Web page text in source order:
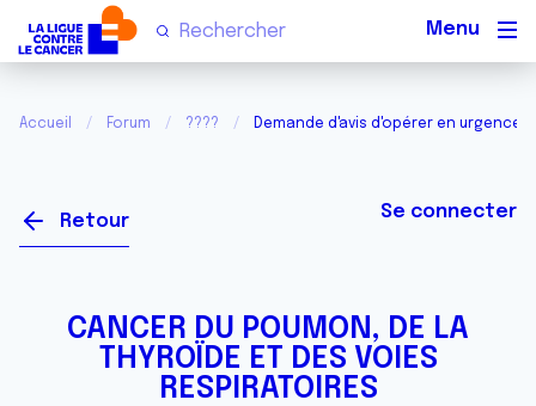
Accueil Forum ???? Demande d'avis d'opérer en urgence
Retour Se connecter
CANCER DU POUMON, DE LA
THYROÏDE ET DES VOIES
RESPIRATOIRES